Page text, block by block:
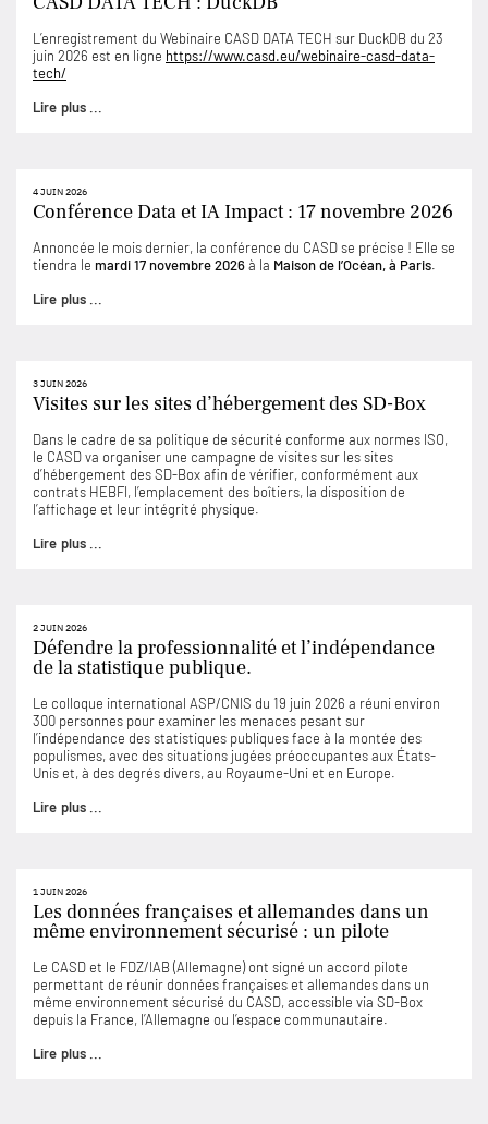
L’enregistrement du Webinaire CASD DATA TECH sur DuckDB du 23
juin 2026 est en ligne https://www.casd.eu/webinaire-casd-data-
tech/
Lire plus ...
4 JUIN 2026
Conférence Data et IA Impact : 17 novembre 2026
Annoncée le mois dernier, la conférence du CASD se précise ! Elle se
tiendra le mardi 17 novembre 2026à la Maison de l’Océan, à Paris.
Lire plus ...
3 JUIN 2026
Visites sur les sites d’hébergement des SD-Box
Dans le cadre de sa politique de sécurité conforme aux normes ISO,
le CASD va organiser une campagne de visites sur les sites
d’hébergement des SD-Box afin de vérifier, conformément aux
contrats HEBFI, l’emplacement des boîtiers, la disposition de
l’affichage et leur intégrité physique.
Lire plus ...
2 JUIN 2026
Défendre la professionnalité et l’indépendance
de la statistique publique.
Le colloque international ASP/CNIS du 19 juin 2026 a réuni environ
300 personnes pour examiner les menaces pesant sur
l’indépendance des statistiques publiques face à la montée des
populismes, avec des situations jugées préoccupantes aux États-
Unis et, à des degrés divers, au Royaume-Uni et en Europe.
Lire plus ...
1 JUIN 2026
Les données françaises et allemandes dans un
même environnement sécurisé : un pilote
Le CASD et le FDZ/IAB (Allemagne) ont signé un accord pilote
permettant de réunir données françaises et allemandes dans un
même environnement sécurisé du CASD, accessible via SD-Box
depuis la France, l’Allemagne ou l’espace communautaire.
Lire plus ...